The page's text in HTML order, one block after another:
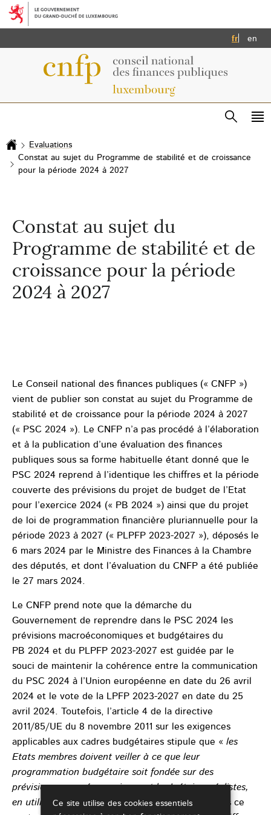
Ce site utilise des cookies essentiels
Aller au menu principal
Aller au contenu
frFrançais
en
Accueil
Evaluations
Constat au sujet du Programme de stabilité et de croissance
pour la période 2024 à 2027
Constat au sujet du
Programme de stabilité et de
croissance pour la période
2024 à 2027
Le Conseil national des finances publiques (« CNFP »)
vient de publier son constat au sujet du Programme de
stabilité et de croissance pour la période 2024 à 2027
(« PSC 2024 »). Le CNFP n’a pas procédé à l’élaboration
et à la publication d’une évaluation des finances
publiques sous sa forme habituelle étant donné que le
PSC 2024 reprend à l’identique les chiffres et la période
couverte des prévisions du projet de budget de l’Etat
pour l’exercice 2024 (« PB 2024 ») ainsi que du projet
de loi de programmation financière pluriannuelle pour la
période 2023 à 2027 (« PLPFP 2023-2027 »), déposés le
6 mars 2024 par le Ministre des Finances à la Chambre
des députés, et dont l’évaluation du CNFP a été publiée
le 27 mars 2024.
Le CNFP prend note que la démarche du
Gouvernement de reprendre dans le PSC 2024 les
prévisions macroéconomiques et budgétaires du
PB 2024 et du PLPFP 2023-2027 est guidée par le
souci de maintenir la cohérence entre la communication
du PSC 2024 à l’Union européenne en date du 26 avril
2024 et le vote de la LPFP 2023-2027 en date du 25
avril 2024. Toutefois, l’article 4 de la directive
2011/85/UE du 8 novembre 2011 sur les exigences
applicables aux cadres budgétaires stipule que « les
Etats membres doivent veiller à ce que leur
programmation budgétaire soit fondée sur des
prévisions macroéconomiques et budgétaires réalistes,
en utilisant les informations les plus à jour
». Dans ce